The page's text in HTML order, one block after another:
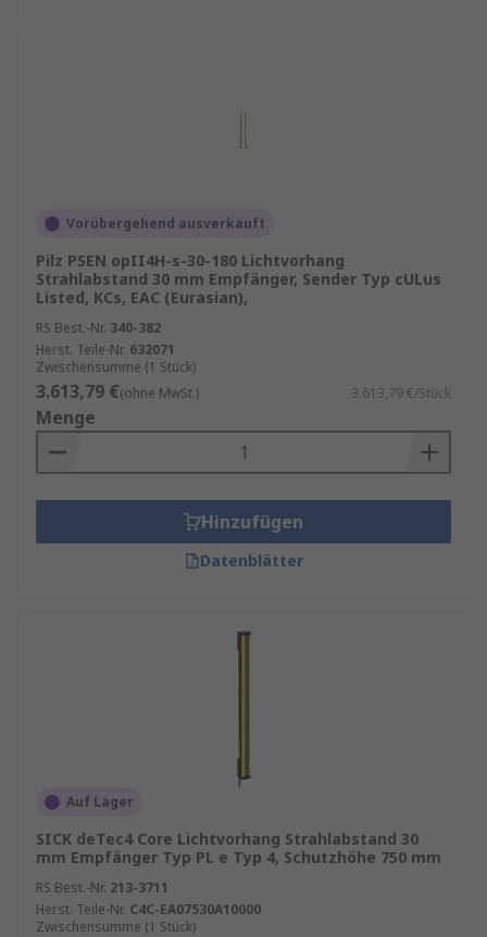
Vorübergehend ausverkauft
Pilz PSEN opII4H-s-30-180 Lichtvorhang
Strahlabstand 30 mm Empfänger, Sender Typ cULus
Listed, KCs, EAC (Eurasian),
RS Best.-Nr. 340-382
Herst. Teile-Nr. 632071
Zwischensumme (1 Stück)
3.613,79 €(ohne MwSt.) 3.613,79 €/Stück
Menge
Hinzufügen
Datenblätter
Auf Lager
SICK deTec4 Core Lichtvorhang Strahlabstand 30
mm Empfänger Typ PL e Typ 4, Schutzhöhe 750 mm
RS Best.-Nr. 213-3711
Herst. Teile-Nr. C4C-EA07530A10000
Zwischensumme (1 Stück)